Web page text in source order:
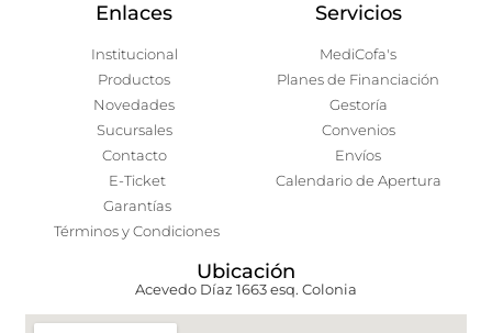
Enlaces
Institucional
Productos
Novedades
Sucursales
Contacto
E-Ticket
Garantías
Términos y Condiciones
Servicios
MediCofa's
Planes de Financiación
Gestoría
Convenios
Envíos
Calendario de Apertura
Ubicación
Acevedo Díaz 1663 esq. Colonia